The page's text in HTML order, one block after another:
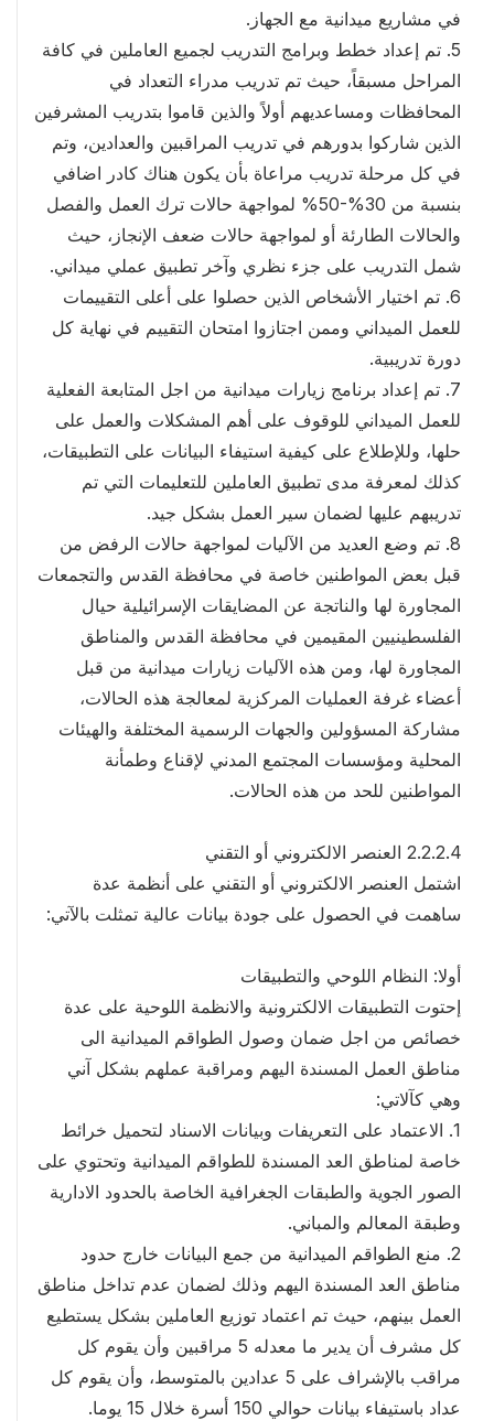
في مشاريع ميدانية مع الجهاز.
5. تم إعداد خطط وبرامج التدريب لجميع العاملين في كافة
المراحل مسبقاً، حيث تم تدريب مدراء التعداد في
المحافظات ومساعديهم أولاً والذين قاموا بتدريب المشرفين
الذين شاركوا بدورهم في تدريب المراقبين والعدادين، وتم
في كل مرحلة تدريب مراعاة بأن يكون هناك كادر اضافي
بنسبة من 30%-50% لمواجهة حالات ترك العمل والفصل
والحالات الطارئة أو لمواجهة حالات ضعف الإنجاز، حيث
شمل التدريب على جزء نظري وآخر تطبيق عملي ميداني.
6. تم اختيار الأشخاص الذين حصلوا على أعلى التقييمات
للعمل الميداني وممن اجتازوا امتحان التقييم في نهاية كل
دورة تدريبية.
7. تم إعداد برنامج زيارات ميدانية من اجل المتابعة الفعلية
للعمل الميداني للوقوف على أهم المشكلات والعمل على
حلها، وللإطلاع على كيفية استيفاء البيانات على التطبيقات،
كذلك لمعرفة مدى تطبيق العاملين للتعليمات التي تم
تدريبهم عليها لضمان سير العمل بشكل جيد.
8. تم وضع العديد من الآليات لمواجهة حالات الرفض من
قبل بعض المواطنين خاصة في محافظة القدس والتجمعات
المجاورة لها والناتجة عن المضايقات الإسرائيلية حيال
الفلسطينيين المقيمين في محافظة القدس والمناطق
المجاورة لها، ومن هذه الآليات زيارات ميدانية من قبل
أعضاء غرفة العمليات المركزية لمعالجة هذه الحالات،
مشاركة المسؤولين والجهات الرسمية المختلفة والهيئات
المحلية ومؤسسات المجتمع المدني لإقناع وطمأنة
المواطنين للحد من هذه الحالات.
2.2.2.4 العنصر الالكتروني أو التقني
اشتمل العنصر الالكتروني أو التقني على أنظمة عدة
ساهمت في الحصول على جودة بيانات عالية تمثلت بالآتي:
أولا: النظام اللوحي والتطبيقات
إحتوت التطبيقات الالكترونية والانظمة اللوحية على عدة
خصائص من اجل ضمان وصول الطواقم الميدانية الى
مناطق العمل المسندة اليهم ومراقبة عملهم بشكل آني
وهي كآلاتي:
1. الاعتماد على التعريفات وبيانات الاسناد لتحميل خرائط
خاصة لمناطق العد المسندة للطواقم الميدانية وتحتوي على
الصور الجوية والطبقات الجغرافية الخاصة بالحدود الادارية
وطبقة المعالم والمباني.
2. منع الطواقم الميدانية من جمع البيانات خارج حدود
مناطق العد المسندة اليهم وذلك لضمان عدم تداخل مناطق
العمل بينهم، حيث تم اعتماد توزيع العاملين بشكل يستطيع
كل مشرف أن يدير ما معدله 5 مراقبين وأن يقوم كل
مراقب بالإشراف على 5 عدادين بالمتوسط، وأن يقوم كل
عداد باستيفاء بيانات حوالي 150 أسرة خلال 15 يوما.